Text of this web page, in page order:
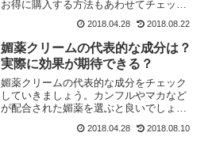
お得に購入する方法もあわせてチェック
していきましょう。最強媚薬の呼び声も
高い厳選媚薬の効果はいかに。
2018.04.28 2018.08.22
媚薬クリームの代表的な成分は？
実際に効果が期待できる？
媚薬クリームの代表的な成分をチェック
していきましょう。カンフルやマカなど
が配合された媚薬を選ぶと良いでしょ
2018.04.28 2018.08.10